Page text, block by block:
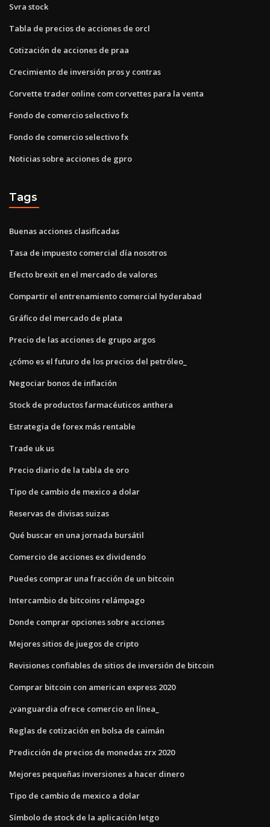
Svra stock
Tabla de precios de acciones de orcl
Cotización de acciones de praa
Crecimiento de inversión pros y contras
Corvette trader online com corvettes para la venta
Fondo de comercio selectivo fx
Fondo de comercio selectivo fx
Noticias sobre acciones de gpro
Tags
Buenas acciones clasificadas
Tasa de impuesto comercial día nosotros
Efecto brexit en el mercado de valores
Compartir el entrenamiento comercial hyderabad
Gráfico del mercado de plata
Precio de las acciones de grupo argos
¿cómo es el futuro de los precios del petróleo_
Negociar bonos de inflación
Stock de productos farmacéuticos anthera
Estrategia de forex más rentable
Trade uk us
Precio diario de la tabla de oro
Tipo de cambio de mexico a dolar
Reservas de divisas suizas
Qué buscar en una jornada bursátil
Comercio de acciones ex dividendo
Puedes comprar una fracción de un bitcoin
Intercambio de bitcoins relámpago
Donde comprar opciones sobre acciones
Mejores sitios de juegos de cripto
Revisiones confiables de sitios de inversión de bitcoin
Comprar bitcoin con american express 2020
¿vanguardia ofrece comercio en línea_
Reglas de cotización en bolsa de caimán
Predicción de precios de monedas zrx 2020
Mejores pequeñas inversiones a hacer dinero
Tipo de cambio de mexico a dolar
Símbolo de stock de la aplicación letgo